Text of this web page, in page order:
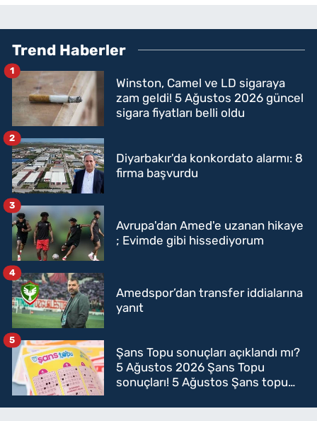
Trend Haberler
Winston, Camel ve LD sigaraya
zam geldi! 5 Ağustos 2026 güncel
sigara fiyatları belli oldu
1
Diyarbakır'da konkordato alarmı: 8
firma başvurdu
2
Avrupa'dan Amed'e uzanan hikaye
; Evimde gibi hissediyorum
3
Amedspor’dan transfer iddialarına
yanıt
4
Şans Topu sonuçları açıklandı mı?
5 Ağustos 2026 Şans Topu
sonuçları! 5 Ağustos Şans topu
5